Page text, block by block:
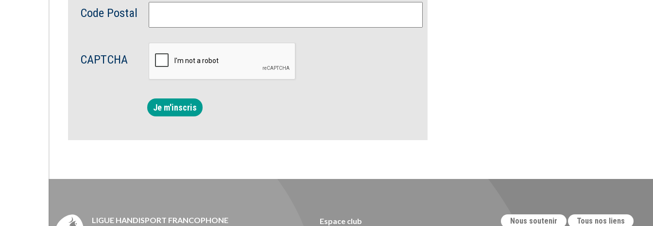
Code Postal
CAPTCHA
Je m'inscris
LIGUE HANDISPORT FRANCOPHONE
Espace club
Nous soutenir Tous nos liens